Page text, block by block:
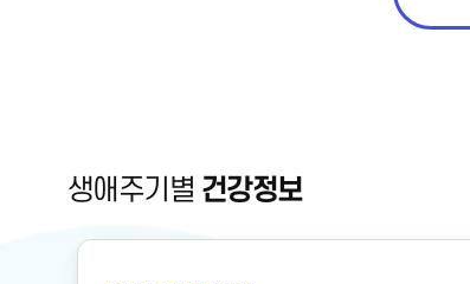
생애주기별 건강정보